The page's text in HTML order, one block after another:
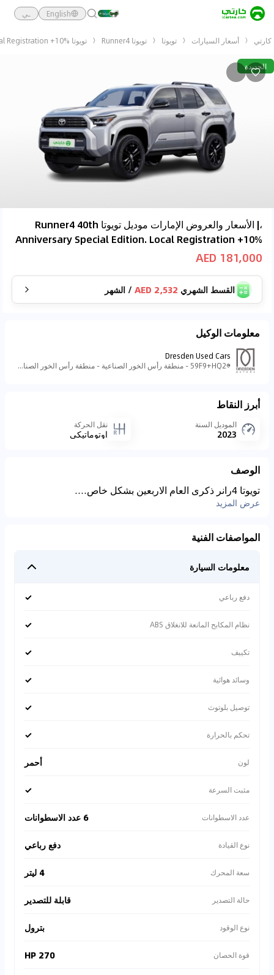
English ـي
كارتي أسعار السيارات تويوتا تويوتا Runner4 تويوتا Runner4 40th Anniversary Special Edition. Local Registration +10%
الجديدة
،| الأسعار والعروض الإمارات موديل تويوتا Runner4 40th
Anniversary Special Edition. Local Registration +10%
181,000 AED
القسط الشهري 2,532 AED
/ الشهر
معلومات الوكيل
Dresden Used Cars
59F9+HQ2 - منطقة رأس الخور الصناعية - منطقة رأس الخور الصناعية - ٣ - دبي - الإمارات العربية المتحدة
أبرز النقاط
الموديل السنة
2023
نقل الحركة
اوتوماتيكي
الوصف
تويوتا 4رانر ذكرى العام الاربعين بشكل خاص....
عرض المزيد
المواصفات الفنية
معلومات السيارة
دفع رباعي ✓
نظام المكابح المانعة للانغلاق ABS ✓
تكييف ✓
وسائد هوائية ✓
توصيل بلوتوث ✓
تحكم بالحرارة ✓
لون أحمر
مثبت السرعة ✓
عدد الاسطوانات 6 عدد الاسطوانات
نوع القيادة دفع رباعي
سعة المحرك 4 ليتر
حالة التصدير قابلة للتصدير
نوع الوقود بترول
قوة الحصان 270 HP